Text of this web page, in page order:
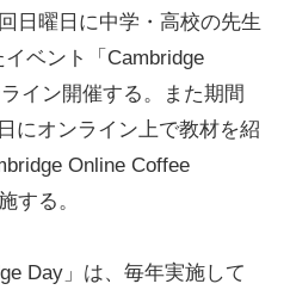
日曜日に中学・高校の先生
イベント「Cambridge
イン開催する。また期間
にオンライン上で教材を紹
Online Coffee
する。
Day」は、毎年実施して